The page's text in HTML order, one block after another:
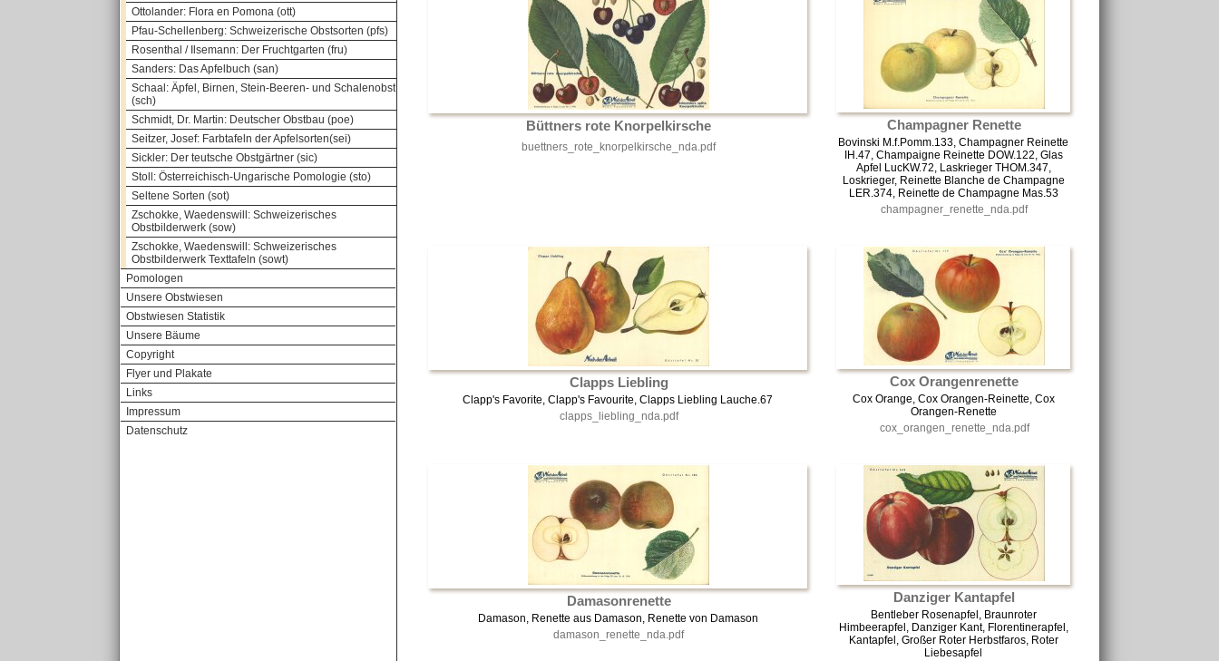
Ottolander: Flora en Pomona (ott)
Pfau-Schellenberg: Schweizerische Obstsorten (pfs)
Rosenthal / Ilsemann: Der Fruchtgarten (fru)
Sanders: Das Apfelbuch (san)
Schaal: Äpfel, Birnen, Stein-Beeren- und Schalenobst
(sch)
Schmidt, Dr. Martin: Deutscher Obstbau (poe)
Seitzer, Josef: Farbtafeln der Apfelsorten(sei)
Sickler: Der teutsche Obstgärtner (sic)
Stoll: Österreichisch-Ungarische Pomologie (sto)
Seltene Sorten (sot)
Zschokke, Waedenswill: Schweizerisches
Obstbilderwerk (sow)
Zschokke, Waedenswill: Schweizerisches
Obstbilderwerk Texttafeln (sowt)
Pomologen
Unsere Obstwiesen
Obstwiesen Statistik
Unsere Bäume
Copyright
Flyer und Plakate
Links
Impressum
Datenschutz
Büttners rote Knorpelkirsche
buettners_rote_knorpelkirsche_nda.pdf
Champagner Renette
Bovinski M.f.Pomm.133, Champagner Reinette
IH.47, Champaigne Reinette DOW.122, Glas
Apfel LucKW.72, Laskrieger THOM.347,
Loskrieger, Reinette Blanche de Champagne
LER.374, Reinette de Champagne Mas.53
champagner_renette_nda.pdf
Clapps Liebling
Clapp's Favorite, Clapp's Favourite, Clapps Liebling Lauche.67
clapps_liebling_nda.pdf
Cox Orangenrenette
Cox Orange, Cox Orangen-Reinette, Cox
Orangen-Renette
cox_orangen_renette_nda.pdf
Damasonrenette
Damason, Renette aus Damason, Renette von Damason
damason_renette_nda.pdf
Danziger Kantapfel
Bentleber Rosenapfel, Braunroter
Himbeerapfel, Danziger Kant, Florentinerapfel,
Kantapfel, Großer Roter Herbstfaros, Roter
Liebesapfel